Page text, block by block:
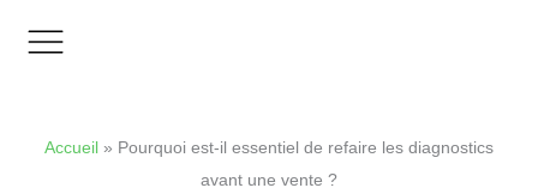
Accueil » Pourquoi est-il essentiel de refaire les diagnostics
avant une vente ?